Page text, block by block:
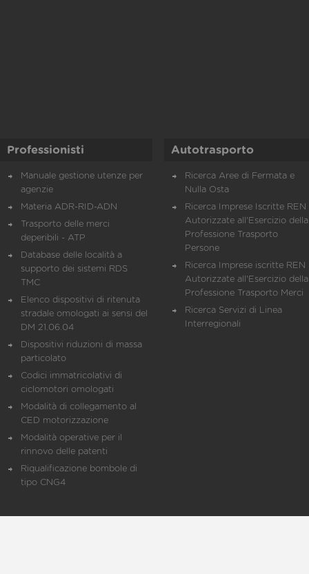
Professionisti
Manuale gestione utenze per
agenzie
Materia ADR-RID-ADN
Trasporto delle merci
deperibili - ATP
Database delle località a
supporto dei sistemi RDS
TMC
Elenco dispositivi di ritenuta
stradale omologati ai sensi del
DM 21.06.04
Dispositivi riduzioni di massa
particolato
Codici immatricolativi di
ciclomotori omologati
Modalità di collegamento al
CED motorizzazione
Modalità operative per il
rinnovo delle patenti
Riqualificazione bombole di
tipo CNG4
Autotrasporto
Ricerca Aree di Fermata e
Nulla Osta
Ricerca Imprese Iscritte REN
Autorizzate all'Esercizio della
Professione Trasporto
Persone
Ricerca Imprese iscritte REN
Autorizzate all'Esercizio della
Professione Trasporto Merci
Ricerca Servizi di Linea
Interregionali